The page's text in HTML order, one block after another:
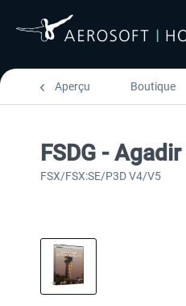
Aperçu Boutique
FSDG - Agadir
FSX/FSX:SE/P3D V4/V5